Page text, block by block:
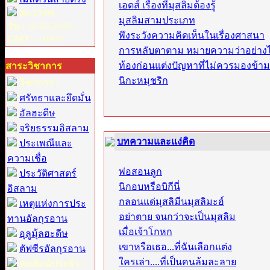
06:13:06
วัน : 06-08-2026
GMT : +0800
สาระวิชาการ
วิชาการ :
ศรัทธาและยึดมั่น
อัลฮะดีษ
จริยธรรมอิสลาม
ประเพณีและ
ความเชื่อ
ประวัติศาสตร์
อิสลาม
เหตุแห่งการประ
ทานอัลกุรอาน
อุลูมุ้ลฮะดีษ
ตัฟซีรอัลกุรอาน
คอลัมน์ประจำ :
เอดส์ เรื่องที่มุสลิมต้องรู้
มุสลิมสามประเภท
พึงระวังความคิดเห็นในเรื่องศาสนา
การหลับตาตาม หมายความว่าอย่าง
ท้องก่อนแต่งปัญหาที่ไม่ควรมองข้าม
นิกะหมุชริก
บทความและแง่คิด
พ่อสอนลูก
นิกอบหรือบิกีนี่
กลอนแด่มุสลิมีนมุสลิมะฮ์
อย่าตาย จนกว่าจะเป็นมุสลิม
เมื่อเจ้าโกหก
เขาหรือเธอ...ที่ฉันเลือกแต่ง
ใครเล่า....ที่เป็นคนล้มละลาย